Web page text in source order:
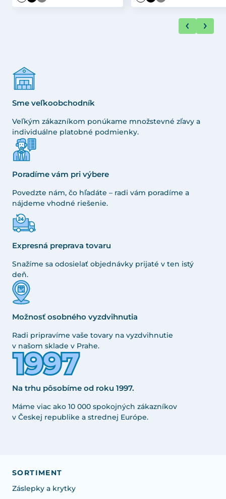
Sme veľkoobchodník
Veľkým zákazníkom ponúkame množstevné zľavy a
individuálne platobné podmienky.
Poradíme vám pri výbere
Povedzte nám, čo hľadáte – radi vám poradíme a
nájdeme vhodné riešenie.
Expresná preprava tovaru
Snažíme sa odosielať objednávky prijaté v ten istý
deň.
Možnosť osobného vyzdvihnutia
Radi pripravíme vaše tovary na vyzdvihnutie
v našom sklade v Prahe.
Na trhu pôsobíme od roku 1997.
Máme viac ako 10 000 spokojných zákazníkov
v Českej republike a strednej Európe.
SORTIMENT
Záslepky a krytky